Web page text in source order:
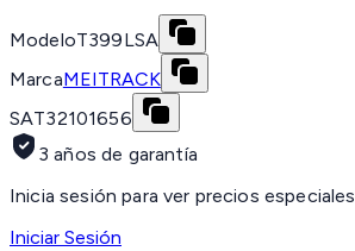
ModeloT399LSA
MarcaMEITRACK
SAT32101656
3 años de garantía
Inicia sesión para ver precios especiales
Iniciar Sesión